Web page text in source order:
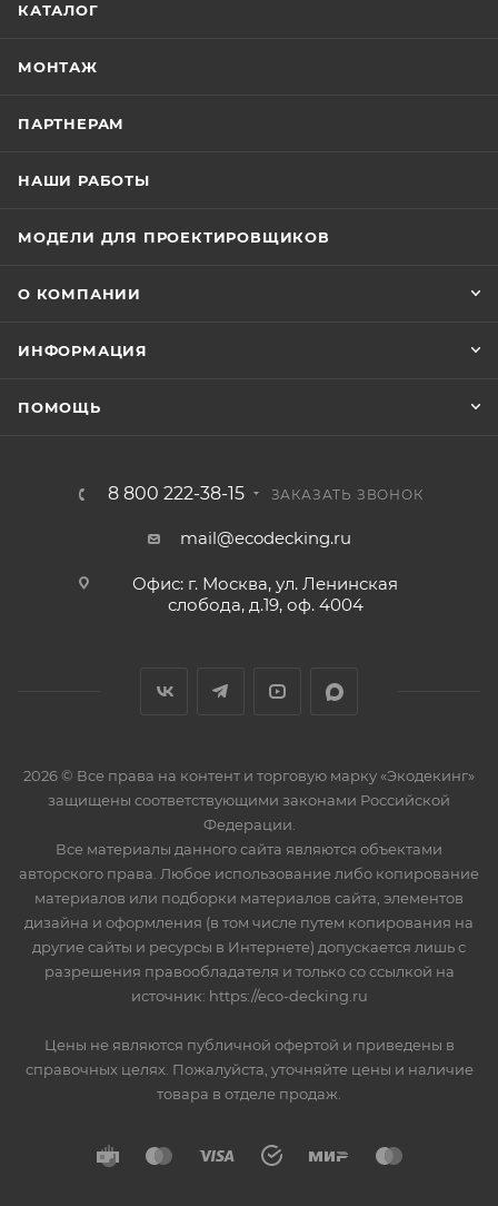
КАТАЛОГ
МОНТАЖ
ПАРТНЕРАМ
НАШИ РАБОТЫ
МОДЕЛИ ДЛЯ ПРОЕКТИРОВЩИКОВ
О КОМПАНИИ
ИНФОРМАЦИЯ
ПОМОЩЬ
8 800 222-38-15 ЗАКАЗАТЬ ЗВОНОК
mail@ecodecking.ru
Офис: г. Москва, ул. Ленинская
слобода, д.19, оф. 4004
2026 © Все права на контент и торговую марку «Экодекинг»
защищены соответствующими законами Российской
Федерации.
Все материалы данного сайта являются объектами
авторского права. Любое использование либо копирование
материалов или подборки материалов сайта, элементов
дизайна и оформления (в том числе путем копирования на
другие сайты и ресурсы в Интернете) допускается лишь с
разрешения правообладателя и только со ссылкой на
источник: https://eco-decking.ru
Цены не являются публичной офертой и приведены в
справочных целях. Пожалуйста, уточняйте цены и наличие
товара в отделе продаж.